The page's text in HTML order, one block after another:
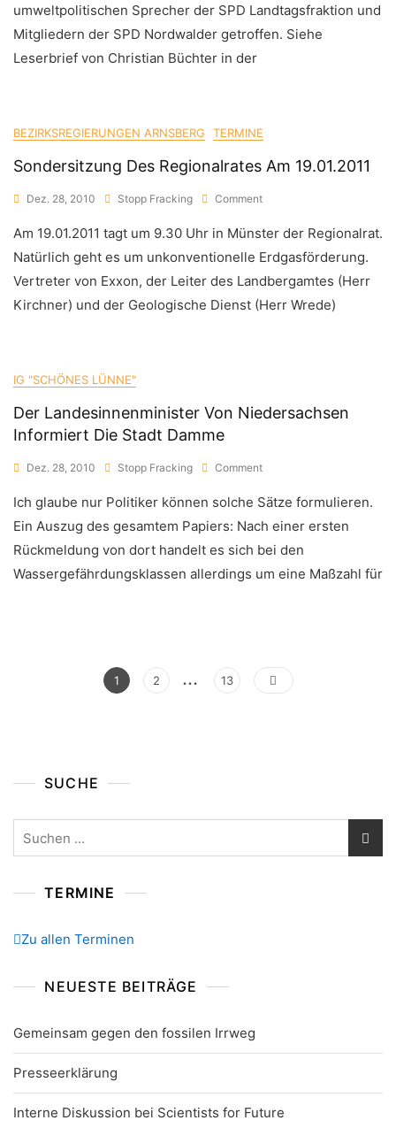
Alle
Auf…
umweltpolitischen Sprecher der SPD Landtagsfraktion und
Mitgliedern der SPD Nordwalder getroffen. Siehe
Leserbrief von Christian Büchter in der
BEZIRKSREGIERUNGEN ARNSBERG TERMINE
Sondersitzung Des Regionalrates Am 19.01.2011
Dez. 28, 2010 Stopp Fracking CommentOn
Des
Regionalrates
Am
19.01.2011
Am 19.01.2011 tagt um 9.30 Uhr in Münster der Regionalrat.
Natürlich geht es um unkonventionelle Erdgasförderung.
Vertreter von Exxon, der Leiter des Landbergamtes (Herr
Kirchner) und der Geologische Dienst (Herr Wrede)
IG "SCHÖNES LÜNNE"
Der Landesinnenminister Von Niedersachsen
Informiert Die Stadt Damme
Dez. 28, 2010 Stopp Fracking CommentOn
Landesinnenminister
Niedersachsen
Informiert
Die
Ich glaube nur Politiker können solche Sätze formulieren.
Ein Auszug des gesamtem Papiers: Nach einer ersten
Rückmeldung von dort handelt es sich bei den
Wassergefährdungsklassen allerdings um eine Maßzahl für
Seitennummerierung
Page
1 Page
2 … Page
13
SUCHE
TERMINE
Zu allen Terminen
NEUESTE BEITRÄGE
Gemeinsam gegen den fossilen Irrweg
Presseerklärung
Interne Diskussion bei Scientists for Future